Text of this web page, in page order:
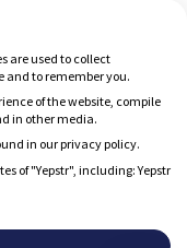
are used to collect
to remember you.
of the website, compile
in other media.
in our privacy policy.
of "Yepstr", including: Yepstr